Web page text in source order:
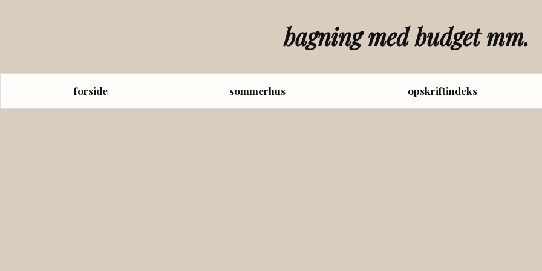
bagning med budget mm.
forside sommerhus opskriftindeks